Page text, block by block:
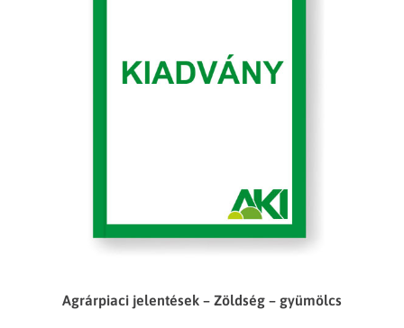
Agrárpiaci jelentések – Zöldség – gyümölcs